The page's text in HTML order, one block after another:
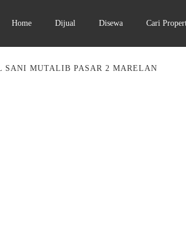
Home Dijual Disewa Cari
SANI MUTALIB PASAR 2 MARELAN